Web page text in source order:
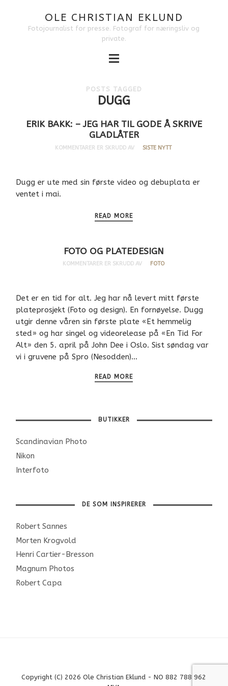
OLE CHRISTIAN EKLUND
Fotojournalist for presse. Fotograf for næringsliv og
private.
POSTS TAGGED
DUGG
ERIK BAKK: – JEG HAR TIL GODE Å SKRIVE
GLADLÅTER
KOMMENTARER ER SKRUDD AV SISTE NYTT
Dugg er ute med sin første video og debuplata er
ventet i mai.
READ MORE
FOTO OG PLATEDESIGN
KOMMENTARER ER SKRUDD AV FOTO
Det er en tid for alt. Jeg har nå levert mitt første
plateprosjekt (Foto og design). En fornøyelse. Dugg
utgir denne våren sin første plate «Et hemmelig
sted» og har singel og videorelease på «En Tid For
Alt» den 5. april på John Dee i Oslo. Sist søndag var
vi i gruvene på Spro (Nesodden)…
READ MORE
BUTIKKER
Scandinavian Photo
Nikon
Interfoto
DE SOM INSPIRERER
Robert Sannes
Morten Krogvold
Henri Cartier-Bresson
Magnum Photos
Robert Capa
Copyright (C) 2026 Ole Christian Eklund - NO 882 788 962